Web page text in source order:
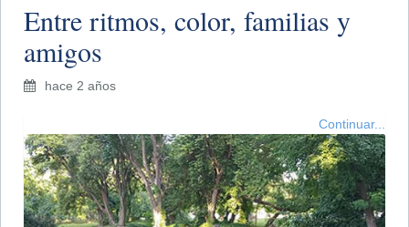
Entre ritmos, color, familias y
amigos
hace 2 años
Continuar...